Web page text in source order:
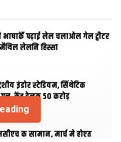
भाषाकेँ पढ़ाई लेल चलाओल गेल ट्वीटर
लेलनि हिस्सा
इंडोर स्‍टेडि‍यम, सिंथेटिक
केंद्र देलक 50 करोड़
क सामान, मार्च मे होएत